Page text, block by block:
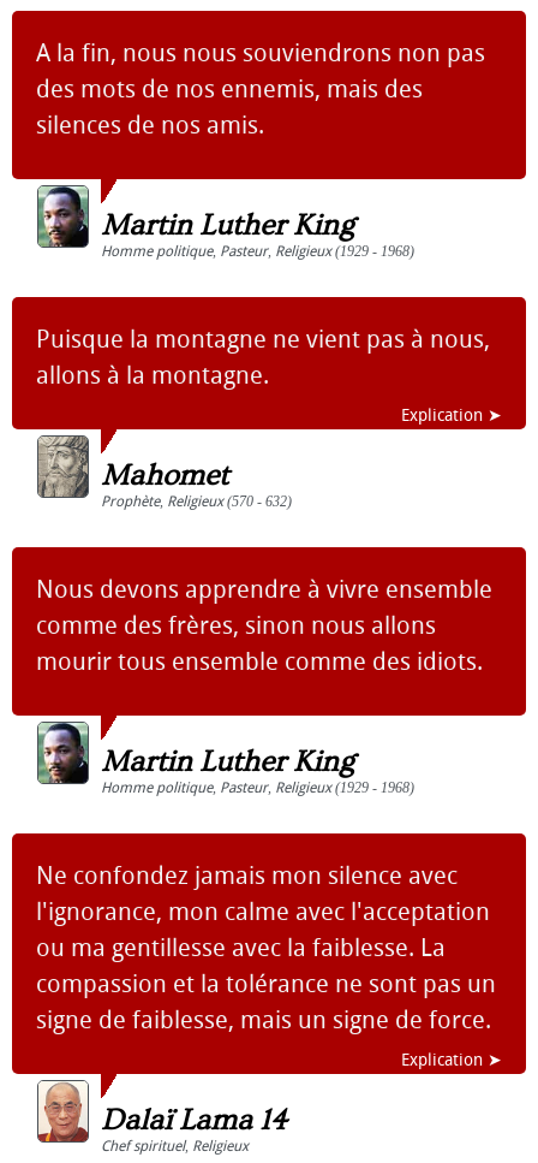
A la fin, nous nous souviendrons non pas
des mots de nos ennemis, mais des
silences de nos amis.
Martin Luther King
Homme politique, Pasteur, Religieux(1929 - 1968)
Puisque la montagne ne vient pas à nous,
allons à la montagne.
Explication ➤
Mahomet
Prophète, Religieux(570 - 632)
Nous devons apprendre à vivre ensemble
comme des frères, sinon nous allons
mourir tous ensemble comme des idiots.
Martin Luther King
Homme politique, Pasteur, Religieux(1929 - 1968)
Ne confondez jamais mon silence avec
l'ignorance, mon calme avec l'acceptation
ou ma gentillesse avec la faiblesse. La
compassion et la tolérance ne sont pas un
signe de faiblesse, mais un signe de force.
Explication ➤
Dalaï Lama 14
Chef spirituel, Religieux